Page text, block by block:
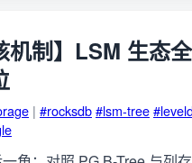
机制】LSM 生态
| #rocksdb#lsm-tree